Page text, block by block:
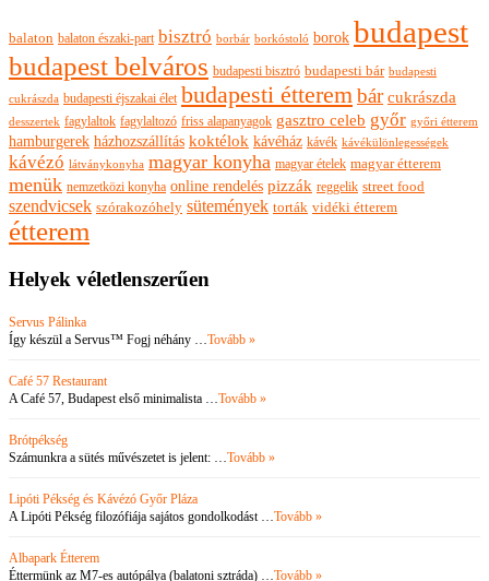
balaton balaton északi-part bisztró borbár borkóstoló borok budapest
budapest belváros budapesti bisztró budapesti bár budapesti
cukrászda budapesti éjszakai élet budapesti étterembár cukrászda
desszertek fagylaltok fagylaltozó friss alapanyagok gasztro celeb győr győri étterem
hamburgerek házhozszállítás koktélok kávéház kávék kávékülönlegességek
kávézó látványkonyha magyar konyha magyar ételek magyar étterem
menük nemzetközi konyha online rendelés pizzák reggelik street food
szendvicsek szórakozóhely sütemények torták vidéki étterem
étterem
Helyek véletlenszerűen
Servus Pálinka
Így készül a Servus™ Fogj néhány …Tovább »
Café 57 Restaurant
A Café 57, Budapest első minimalista …Tovább »
Brótpékség
Számunkra a sütés művészetet is jelent: …Tovább »
Lipóti Pékség és Kávézó Győr Pláza
A Lipóti Pékség filozófiája sajátos gondolkodást …Tovább »
Albapark Étterem
Éttermünk az M7-es autópálya (balatoni sztráda) …Tovább »